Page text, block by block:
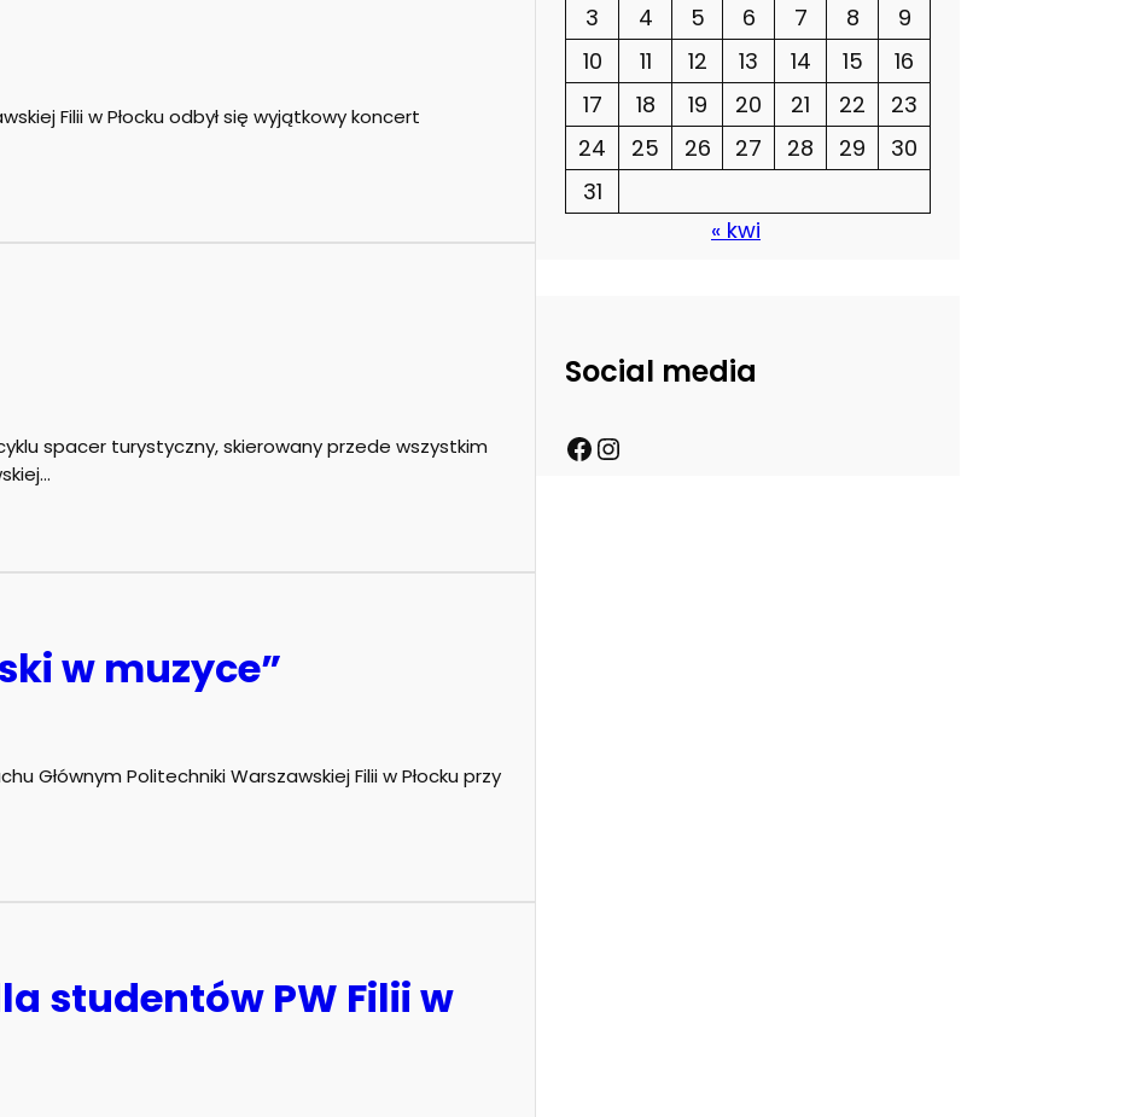
Filii w Płocku odbył się wyjątkowy koncert
spacer turystyczny, skierowany przede wszystkim
w muzyce”
Głównym Politechniki Warszawskiej Filii w Płocku przy
studentów PW Filii w
3
4 5 6 7 8
9
10
11 12 13 14 15
16
17
18 19 20 21 22
23
24
25 26 27 28 29
30
31
« kwi
Social media